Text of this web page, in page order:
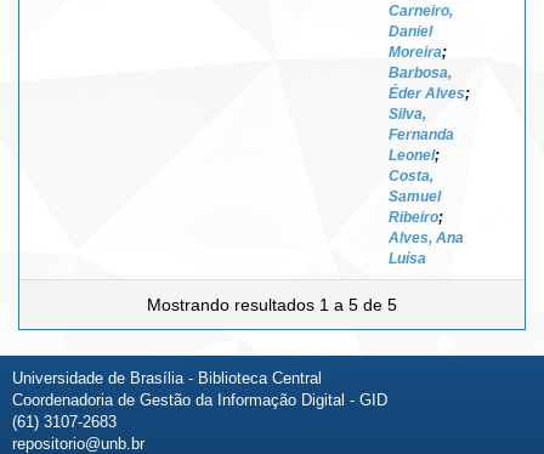
Carneiro,
Daniel
Moreira;
Barbosa,
Éder Alves;
Silva,
Fernanda
Leonel;
Costa,
Samuel
Ribeiro;
Alves, Ana
Luísa
Mostrando resultados 1 a 5 de 5
Universidade de Brasília - Biblioteca Central
Coordenadoria de Gestão da Informação Digital - GID
(61) 3107-2683
repositorio@unb.br